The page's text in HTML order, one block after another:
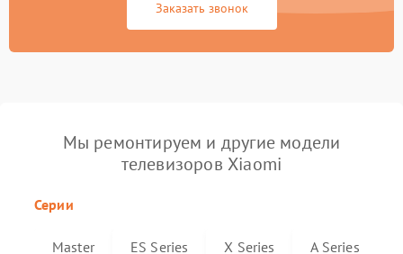
Заказать звонок
Мы ремонтируем и другие модели
телевизоров Xiaomi
Серии
Master ES Series X Series A Series